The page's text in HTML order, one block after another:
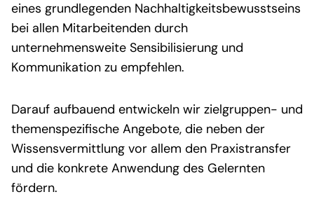
eines grundlegenden Nachhaltigkeitsbewusstseins
bei allen Mitarbeitenden durch
unternehmensweite Sensibilisierung und
Kommunikation zu empfehlen.
Darauf aufbauend entwickeln wir zielgruppen- und
themenspezifische Angebote, die neben der
Wissensvermittlung vor allem den Praxistransfer
und die konkrete Anwendung des Gelernten
fördern.